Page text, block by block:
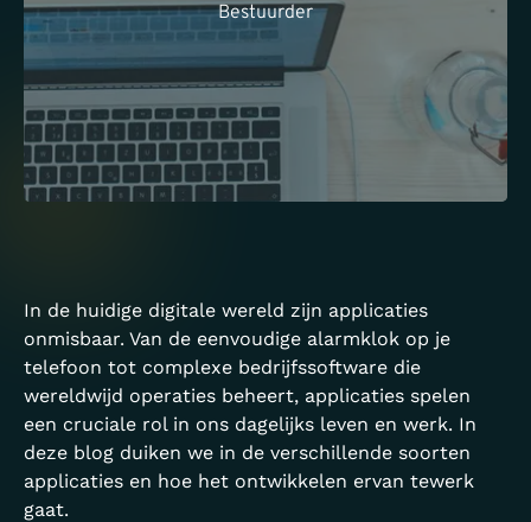
Bestuurder
In de huidige digitale wereld zijn applicaties
onmisbaar. Van de eenvoudige alarmklok op je
telefoon tot complexe bedrijfssoftware die
wereldwijd operaties beheert, applicaties spelen
een cruciale rol in ons dagelijks leven en werk. In
deze blog duiken we in de verschillende soorten
applicaties en hoe het ontwikkelen ervan tewerk
gaat.